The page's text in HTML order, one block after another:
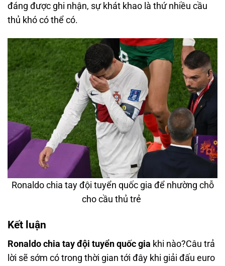
đáng được ghi nhận, sự khát khao là thứ nhiều cầu
thủ khó có thể có.
Ronaldo chia tay đội tuyển quốc gia để nhường chỗ
cho cầu thủ trẻ
Kết luận
Ronaldo chia tay đội tuyển quốc gia khi nào?Câu trả
lời sẽ sớm có trong thời gian tới đây khi giải đấu euro